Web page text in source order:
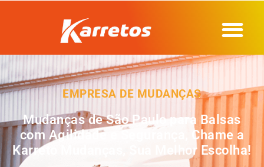
EMPRESA DE MUDANÇAS
Mudanças de São Paulo para Balsas
com Agilidade e Segurança, Chame a
Karreto Mudanças, Sua Melhor Escolha!